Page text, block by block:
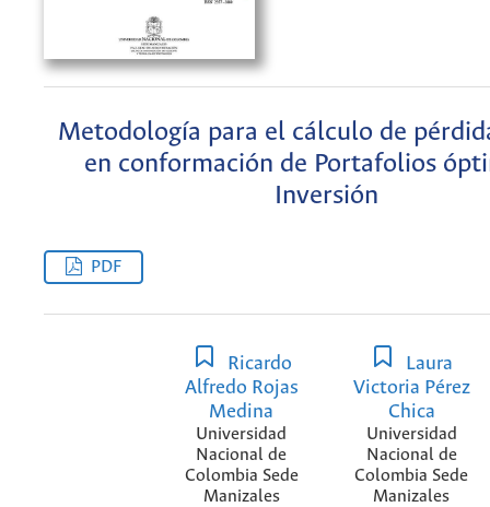
Metodología para el cálculo de
en conformación de Portafolios
Inversión
PDF
Ricardo
Alfredo Rojas
Medina
Universidad
Nacional de
Colombia Sede
Manizales
Laura
Victoria Pérez
Chica
Universidad
Nacional de
Colombia Sede
Manizales